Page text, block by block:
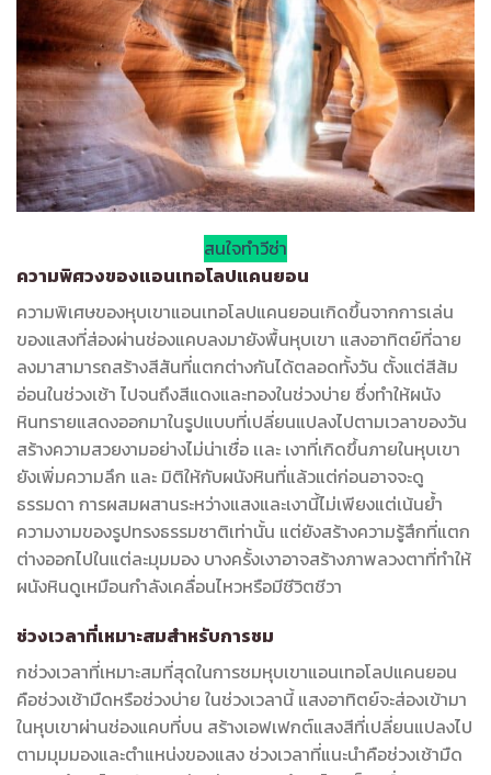
สนใจทำวีซ่า
ความพิศวงของแอนเทอโลปแคนยอน
ความพิเศษของหุบเขาแอนเทอโลปแคนยอนเกิดขึ้นจากการเล่น
ของแสงที่ส่องผ่านช่องแคบลงมายังพื้นหุบเขา แสงอาทิตย์ที่ฉาย
ลงมาสามารถสร้างสีสันที่แตกต่างกันได้ตลอดทั้งวัน ตั้งแต่สีส้ม
อ่อนในช่วงเช้า ไปจนถึงสีแดงและทองในช่วงบ่าย ซึ่งทำให้ผนัง
หินทรายแสดงออกมาในรูปแบบที่เปลี่ยนแปลงไปตามเวลาของวัน
สร้างความสวยงามอย่างไม่น่าเชื่อ เเละ เงาที่เกิดขึ้นภายในหุบเขา
ยังเพิ่มความลึก และ มิติให้กับผนังหินที่แล้วแต่ก่อนอาจจะดู
ธรรมดา การผสมผสานระหว่างแสงและเงานี้ไม่เพียงแต่เน้นย้ำ
ความงามของรูปทรงธรรมชาติเท่านั้น แต่ยังสร้างความรู้สึกที่แตก
ต่างออกไปในแต่ละมุมมอง บางครั้งเงาอาจสร้างภาพลวงตาที่ทำให้
ผนังหินดูเหมือนกำลังเคลื่อนไหวหรือมีชีวิตชีวา
ช่วงเวลาที่เหมาะสมสำหรับการชม
กช่วงเวลาที่เหมาะสมที่สุดในการชมหุบเขาแอนเทอโลปแคนยอน
คือช่วงเช้ามืดหรือช่วงบ่าย ในช่วงเวลานี้ แสงอาทิตย์จะส่องเข้ามา
ในหุบเขาผ่านช่องแคบที่บน สร้างเอฟเฟกต์แสงสีที่เปลี่ยนแปลงไป
ตามมุมมองและตำแหน่งของแสง ช่วงเวลาที่แนะนำคือช่วงเช้ามืด